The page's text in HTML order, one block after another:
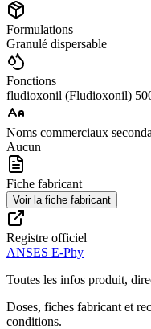
Formulations
Granulé dispersable
Fonctions
fludioxonil (Fludioxonil)
Noms commerciaux
Aucun
Fiche fabricant
Voir la fiche fabricant
Registre officiel
ANSES E-Phy
Toutes les infos produit,
Doses, fiches fabricant et
conditions.